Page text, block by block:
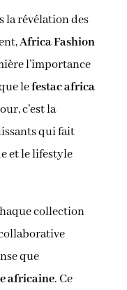
la révélation des
Africa Fashion
l’importance
lefestac africa
c’est la
qui fait
et le lifestyle
collection
que
africaine. Ce